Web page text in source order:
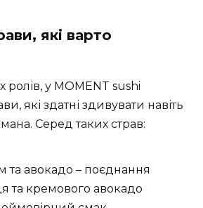
які варто
у MOMENT sushi
які здатні здивувати навіть
Серед таких страв:
та авокадо – поєднання
та кремового авокадо